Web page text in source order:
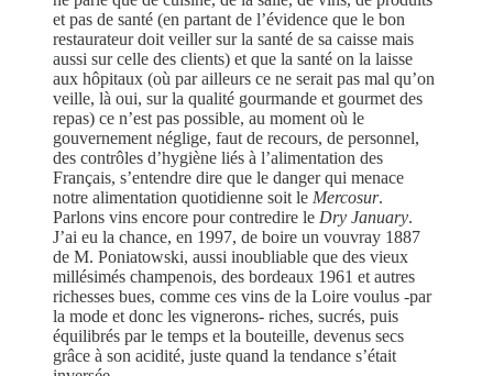
et pas de santé (en partant de l’évidence que le bon
restaurateur doit veiller sur la santé de sa caisse mais
aussi sur celle des clients) et que la santé on la laisse
aux hôpitaux (où par ailleurs ce ne serait pas mal qu’on
veille, là oui, sur la qualité gourmande et gourmet des
repas) ce n’est pas possible, au moment où le
gouvernement néglige, faut de recours, de personnel,
des contrôles d’hygiène liés à l’alimentation des
Français, s’entendre dire que le danger qui menace
notre alimentation quotidienne soit le Mercosur.
Parlons vins encore pour contredire le Dry January.
J’ai eu la chance, en 1997, de boire un vouvray 1887
de M. Poniatowski, aussi inoubliable que des vieux
millésimés champenois, des bordeaux 1961 et autres
richesses bues, comme ces vins de la Loire voulus -par
la mode et donc les vignerons- riches, sucrés, puis
équilibrés par le temps et la bouteille, devenus secs
grâce à son acidité, juste quand la tendance s’était